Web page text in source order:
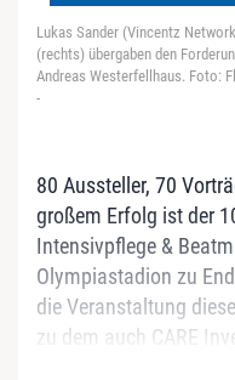
Lukas Sander (Vincentz
(rechts) übergaben den
Andreas Westerfellhaus. Foto:
-
80 Aussteller, 70
großem Erfolg ist der
Intensivpflege &
Olympiastadion zu
die Veranstaltung
zu dem auch CARE